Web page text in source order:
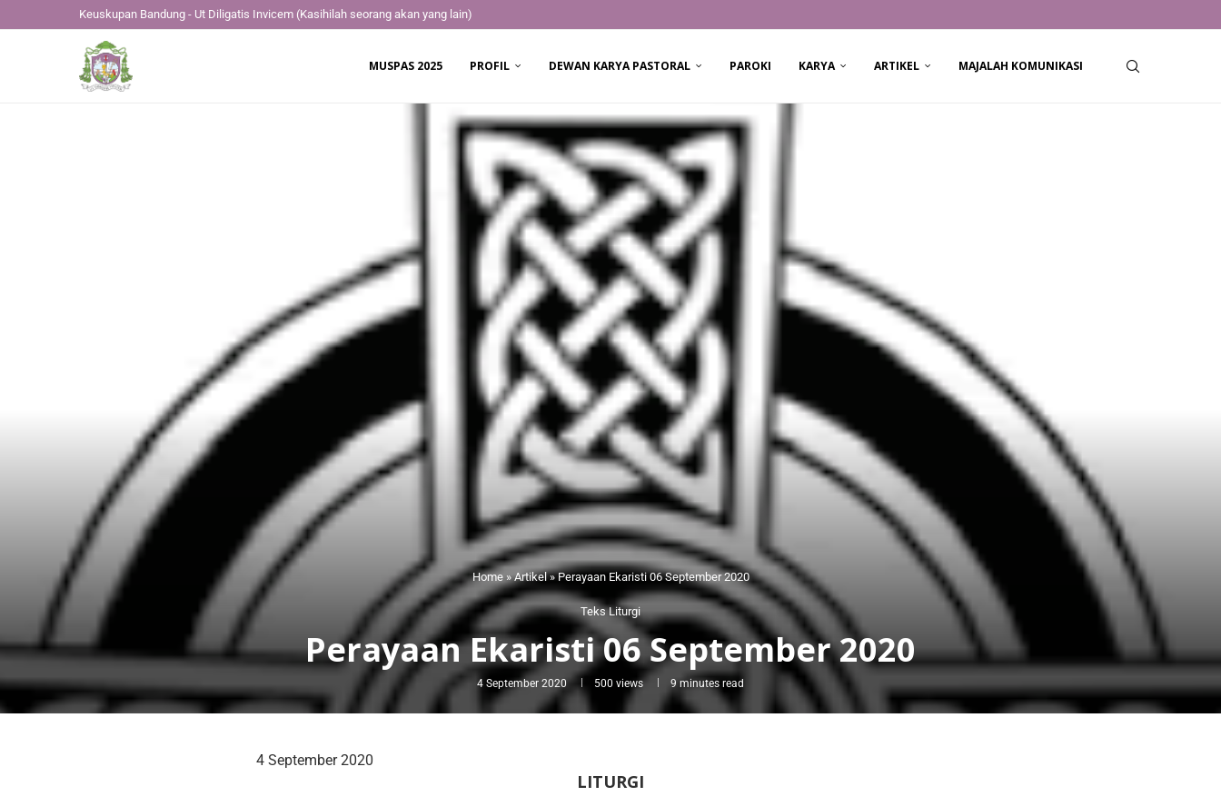
Keuskupan Bandung - Ut Diligatis Invicem (Kasihilah seorang akan yang lain)
MUSPAS 2025 PROFIL DEWAN KARYA PASTORAL PAROKI KARYA ARTIKEL MAJALAH KOMUNIKASI
Home»Artikel»Perayaan Ekaristi 06 September 2020
Teks Liturgi
Perayaan Ekaristi 06 September 2020
4 September 2020 500 views 9 minutes read
4 September 2020
LITURGI